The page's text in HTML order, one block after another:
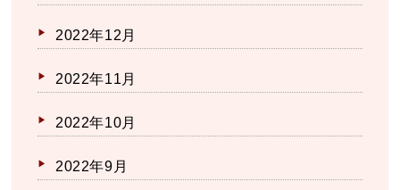
2022年12月
2022年11月
2022年10月
2022年9月